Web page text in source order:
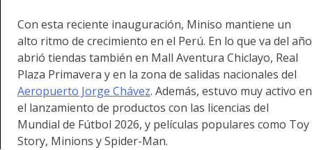
Con esta reciente inauguración, Miniso mantiene un
alto ritmo de crecimiento en el Perú. En lo que va del año
abrió tiendas también en Mall Aventura Chiclayo, Real
Plaza Primavera y en la zona de salidas nacionales del
Aeropuerto Jorge Chávez. Además, estuvo muy activo en
el lanzamiento de productos con las licencias del
Mundial de Fútbol 2026, y películas populares como Toy
Story, Minions y Spider-Man.